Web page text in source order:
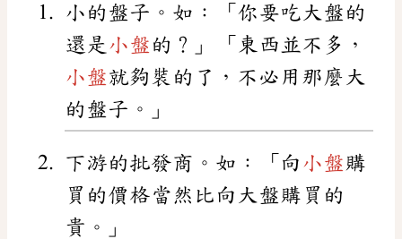
小的盤子。如：「你要吃大盤的
還是 小盤 的？」「東西並不多，
小盤就夠裝的了，不必用那麼大
的盤子。」
下游的批發商。如：「向 小盤 購
買的價格當然比向大盤購買的
貴。」